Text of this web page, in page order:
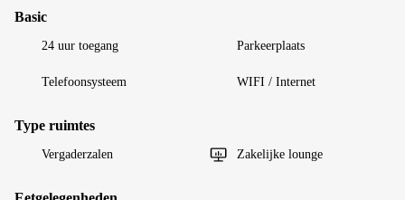
Basic
24 uur toegang Parkeerplaats
Telefoonsysteem WIFI / Internet
Type ruimtes
Vergaderzalen Zakelijke lounge